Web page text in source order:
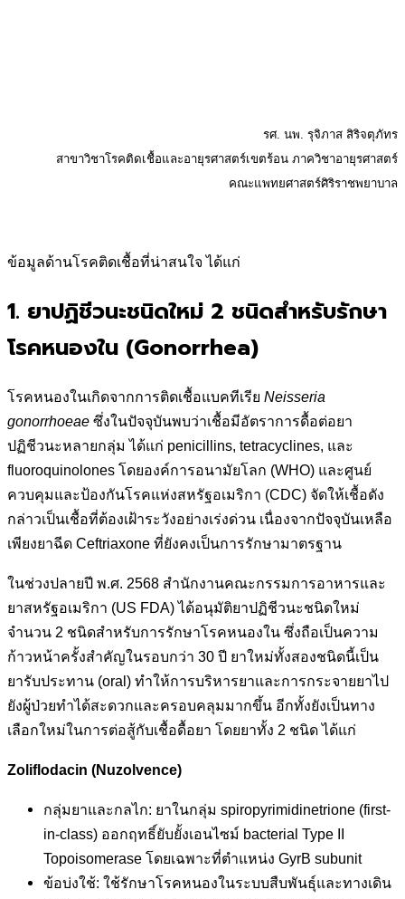
รศ. นพ. รุจิภาส สิริจตุภัทร
สาขาวิชาโรคติดเชื้อและอายุรศาสตร์เขตร้อน ภาควิชาอายุรศาสตร์
คณะแพทยศาสตร์ศิริราชพยาบาล
ข้อมูลด้านโรคติดเชื้อที่น่าสนใจ ได้แก่
1. ยาปฏิชีวนะชนิดใหม่ 2 ชนิดสำหรับรักษา
โรคหนองใน (Gonorrhea)
โรคหนองในเกิดจากการติดเชื้อแบคทีเรีย Neisseria
gonorrhoeae ซึ่งในปัจจุบันพบว่าเชื้อมีอัตราการดื้อต่อยา
ปฏิชีวนะหลายกลุ่ม ได้แก่ penicillins, tetracyclines, และ
fluoroquinolones โดยองค์การอนามัยโลก (WHO) และศูนย์
ควบคุมและป้องกันโรคแห่งสหรัฐอเมริกา (CDC) จัดให้เชื้อดัง
กล่าวเป็นเชื้อที่ต้องเฝ้าระวังอย่างเร่งด่วน เนื่องจากปัจจุบันเหลือ
เพียงยาฉีด Ceftriaxone ที่ยังคงเป็นการรักษามาตรฐาน
ในช่วงปลายปี พ.ศ. 2568 สำนักงานคณะกรรมการอาหารและ
ยาสหรัฐอเมริกา (US FDA) ได้อนุมัติยาปฏิชีวนะชนิดใหม่
จำนวน 2 ชนิดสำหรับการรักษาโรคหนองใน ซึ่งถือเป็นความ
ก้าวหน้าครั้งสำคัญในรอบกว่า 30 ปี ยาใหม่ทั้งสองชนิดนี้เป็น
ยารับประทาน (oral) ทำให้การบริหารยาและการกระจายยาไป
ยังผู้ป่วยทำได้สะดวกและครอบคลุมมากขึ้น อีกทั้งยังเป็นทาง
เลือกใหม่ในการต่อสู้กับเชื้อดื้อยา โดยยาทั้ง 2 ชนิด ได้แก่
Zoliflodacin (Nuzolvence)
กลุ่มยาและกลไก: ยาในกลุ่ม spiropyrimidinetrione (first-
in-class) ออกฤทธิ์ยับยั้งเอนไซม์ bacterial Type II
Topoisomerase โดยเฉพาะที่ตำแหน่ง GyrB subunit
ข้อบ่งใช้: ใช้รักษาโรคหนองในระบบสืบพันธุ์และทางเดิน